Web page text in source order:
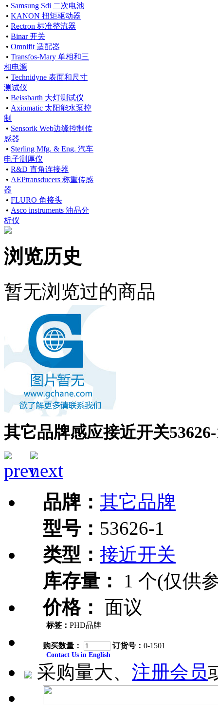
• Samsung Sdi 二次电池
• KANON 扭矩驱动器
• Rectron 标准整流器
• Binar 开关
• Omnifit 适配器
• Transfos-Mary 单相和三
相电源
• Technidyne 表面和尺寸
测试仪
• Beissbarth 大灯测试仪
• Axiomatic 太阳能水泵控
制
• Sensorik Web边缘控制传
感器
• Sterling Mfg. & Eng. 汽车
电子测厚仪
• R&D 直角连接器
• AEPtransducers 称重传感
器
• FLURO 角接头
• Asco instruments 油品分
析仪
浏览历史
暂无浏览过的商品
其它品牌感应接近开关
品牌： 其它品牌
型号： 53626-1
类型： 接近开关
库存量：
1 个(仅供
价格： 面议
标签： PHD品牌
购买数量： 订货号： 0-1501
Contact Us in English
采购量大、 注册会员